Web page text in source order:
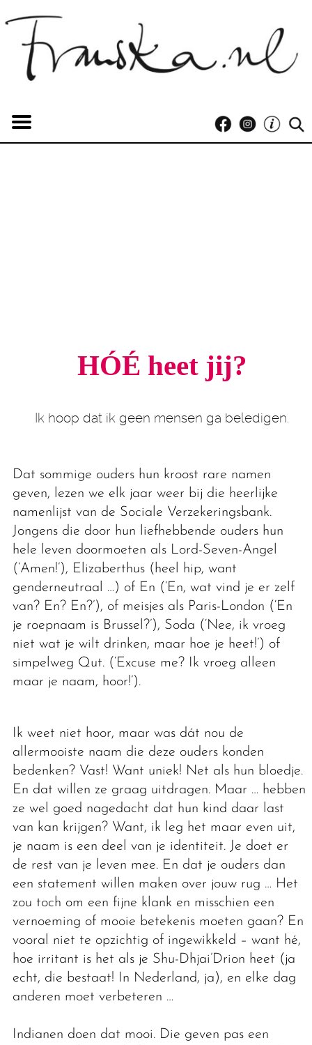
HÓÉ heet jij?
Ik hoop dat ik geen mensen ga beledigen.
Dat sommige ouders hun kroost rare namen
geven, lezen we elk jaar weer bij die heerlijke
namenlijst van de Sociale Verzekeringsbank.
Jongens die door hun liefhebbende ouders hun
hele leven doormoeten als Lord-Seven-Angel
(‘Amen!’), Elizaberthus (heel hip, want
genderneutraal …) of En (‘En, wat vind je er zelf
van? En? En?’), of meisjes als Paris-London (‘En
je roepnaam is Brussel?’), Soda (‘Nee, ik vroeg
niet wat je wilt drinken, maar hoe je heet!’) of
simpelweg Qut. (‘Excuse me? Ik vroeg alleen
maar je naam, hoor!’).
Ik weet niet hoor, maar was dát nou de
allermooiste naam die deze ouders konden
bedenken? Vast! Want uniek! Net als hun bloedje.
En dat willen ze graag uitdragen. Maar … hebben
ze wel goed nagedacht dat hun kind daar last
van kan krijgen? Want, ik leg het maar even uit,
je naam is een deel van je identiteit. Je doet er
de rest van je leven mee. En dat je ouders dan
een statement willen maken over jouw rug … Het
zou toch om een fijne klank en misschien een
vernoeming of mooie betekenis moeten gaan? En
vooral niet te opzichtig of ingewikkeld – want hé,
hoe irritant is het als je Shu-Dhjai’Drion heet (ja
echt, die bestaat! In Nederland, ja), en elke dag
anderen moet verbeteren …
Indianen doen dat mooi. Die geven pas een